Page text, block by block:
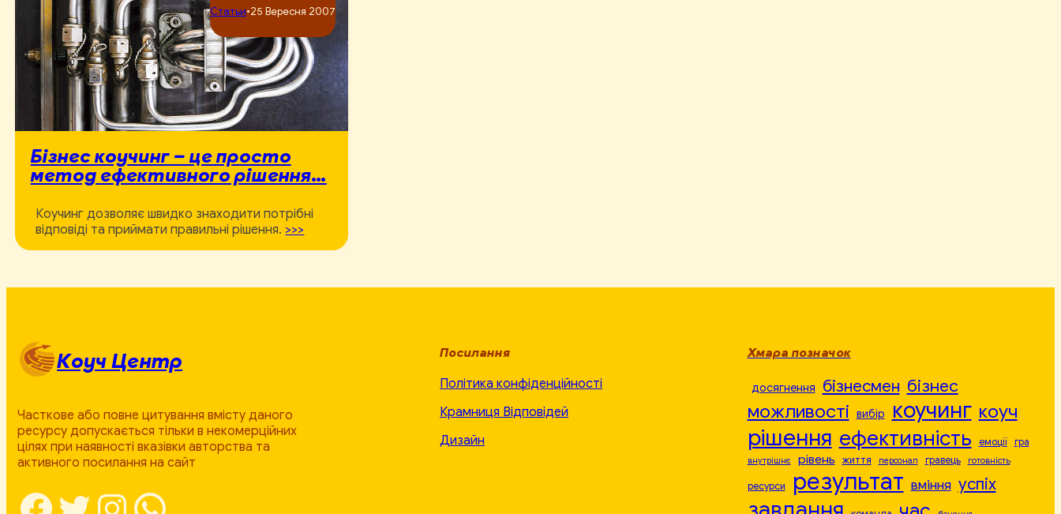
Статьи•25 Вересня 2007
Бізнес коучинг – це просто
метод ефективного рішення…
Коучинг дозволяє швидко знаходити потрібні
відповіді та приймати правильні рішення. >>>
Коуч Центр
Часткове або повне цитування вмісту даного
ресурсу допускається тільки в некомерційних
цілях при наявності вказівки авторства та
активного посилання на сайт
Посилання
Політика конфіденційності
Крамниця Відповідей
Дизайн
Хмара позначок
досягнення бізнесмен бізнес
можливості вибір коучинг коуч
рішення ефективність емоції гра
внутрішнє рівень життя персонал гравець готовність
ресурси результат вміння успіх